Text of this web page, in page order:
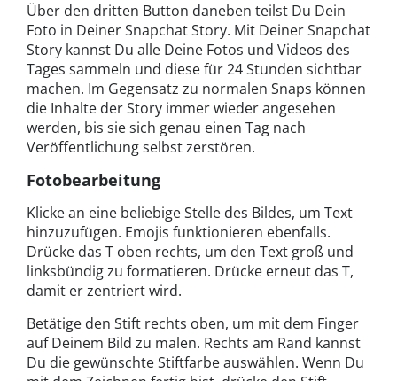
Über den dritten Button daneben teilst Du Dein
Foto in Deiner Snapchat Story. Mit Deiner Snapchat
Story kannst Du alle Deine Fotos und Videos des
Tages sammeln und diese für 24 Stunden sichtbar
machen. Im Gegensatz zu normalen Snaps können
die Inhalte der Story immer wieder angesehen
werden, bis sie sich genau einen Tag nach
Veröffentlichung selbst zerstören.
Fotobearbeitung
Klicke an eine beliebige Stelle des Bildes, um Text
hinzuzufügen. Emojis funktionieren ebenfalls.
Drücke das T oben rechts, um den Text groß und
linksbündig zu formatieren. Drücke erneut das T,
damit er zentriert wird.
Betätige den Stift rechts oben, um mit dem Finger
auf Deinem Bild zu malen. Rechts am Rand kannst
Du die gewünschte Stiftfarbe auswählen. Wenn Du